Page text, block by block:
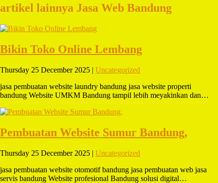
artikel lainnya Jasa Web Bandung
Bikin Toko Online Lembang
Thursday 25 December 2025 | Uncategorized
jasa pembuatan website laundry bandung jasa website properti
bandung Website UMKM Bandung tampil lebih meyakinkan dan…
Pembuatan Website Sumur Bandung,
Thursday 25 December 2025 | Uncategorized
jasa pembuatan website otomotif bandung jasa pembuatan web jasa
servis bandung Website profesional Bandung solusi digital…